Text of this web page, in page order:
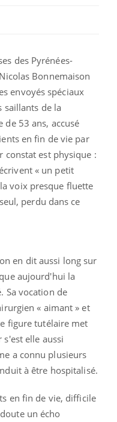
des Pyrénées-
Bonnemaison
envoyés spéciaux
saillants de la
de 53 ans, accusé
en fin de vie par
constat est physique :
« un petit
voix presque fluette
perdu dans ce
en dit aussi long sur
aujourd'hui la
Sa vocation de
« aimant » et
figure tutélaire met
s'est elle aussi
a connu plusieurs
à être hospitalisé.
en fin de vie, difficile
un écho